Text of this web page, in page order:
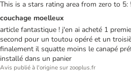
This is a stars rating area from zero to 5:
couchage moelleux
article fantastique ! j'en ai acheté 1
second pour un toutou opéré et un
finalement il squatte moins le canapé
installé dans un panier
Avis publié à l'origine sur zooplus.fr